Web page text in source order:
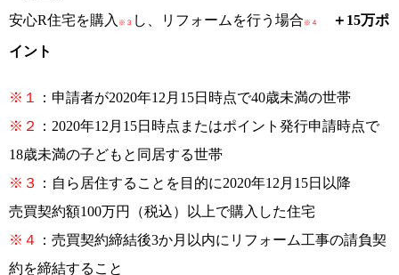
安心R住宅を購入 ※３ し、リフォームを行う場合 ※４ ＋15万ポ
イント
※１
：申請者が2020年12月15日時点で40歳未満の世帯
※２
：2020年12月15日時点またはポイント発行申請時点で
18歳未満の子どもと同居する世帯
※３ ：自ら居住することを目的に2020年12月15日以降
売買契約額100万円（税込）以上で購入した住宅
※４ ：売買契約締結後3か月以内にリフォーム工事の請負契
約を締結すること